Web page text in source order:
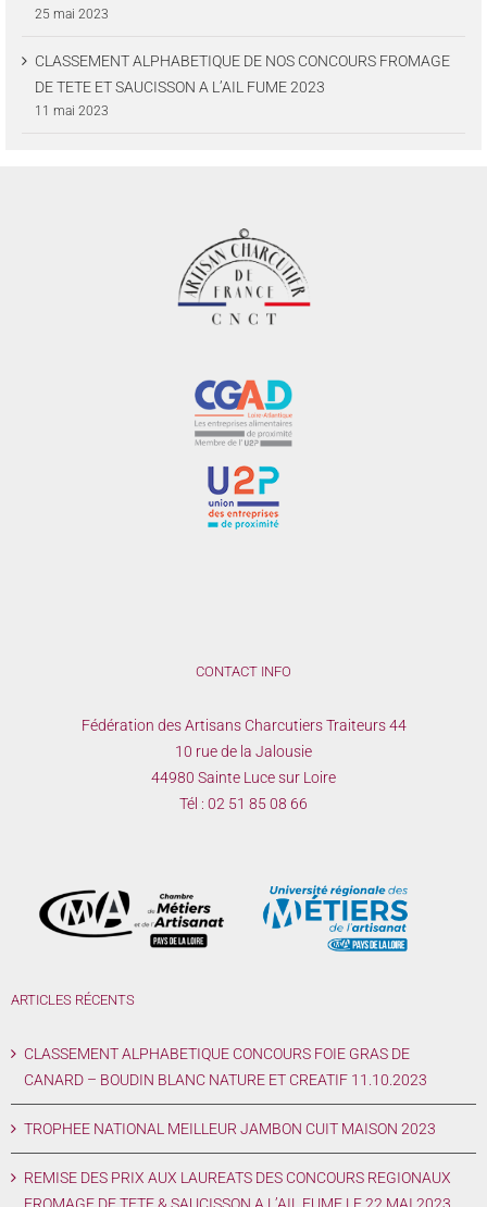
25 mai 2023
CLASSEMENT ALPHABETIQUE DE NOS CONCOURS FROMAGE
DE TETE ET SAUCISSON A L’AIL FUME 2023
11 mai 2023
CONTACT INFO
Fédération des Artisans Charcutiers Traiteurs 44
10 rue de la Jalousie
44980 Sainte Luce sur Loire
Tél : 02 51 85 08 66
ARTICLES RÉCENTS
CLASSEMENT ALPHABETIQUE CONCOURS FOIE GRAS DE
CANARD – BOUDIN BLANC NATURE ET CREATIF 11.10.2023
TROPHEE NATIONAL MEILLEUR JAMBON CUIT MAISON 2023
REMISE DES PRIX AUX LAUREATS DES CONCOURS REGIONAUX
FROMAGE DE TETE & SAUCISSON A L’AIL FUME LE 22 MAI 2023